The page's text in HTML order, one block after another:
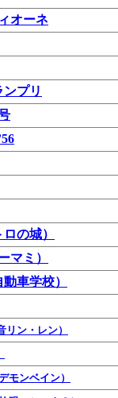
オーネ
プリ
の城）
マミ）
車学校）
リン・レン）
デモンベイン）